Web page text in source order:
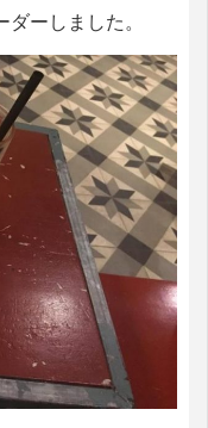
ーしました。